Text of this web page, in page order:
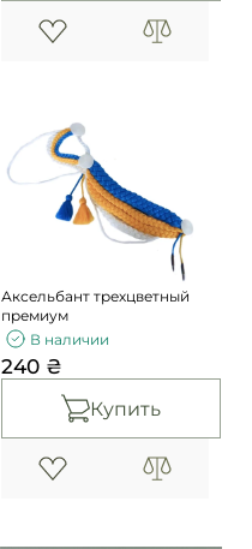
Аксельбант трехцветный
премиум
В наличии
240 ₴
Купить